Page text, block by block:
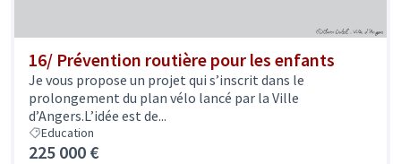
16/ Prévention routière pour les enfants
Je vous propose un projet qui s’inscrit dans le
prolongement du plan vélo lancé par la Ville
d’Angers.L’idée est de...
Education
225 000 €